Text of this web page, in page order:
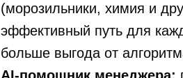
(морозильники, химия и
эффективный путь для
больше выгода от